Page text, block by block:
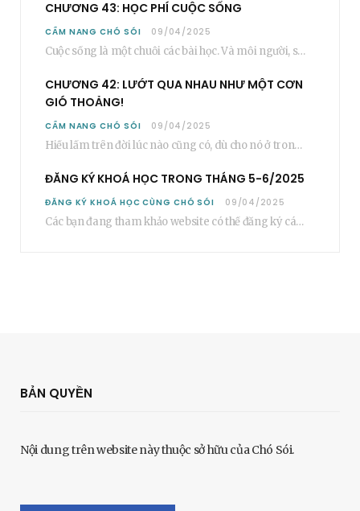
CHƯƠNG 43: HỌC PHÍ CUỘC SỐNG
CẨM NANG CHÓ SÓI 09/04/2025
Cuộc sống là một chuỗi các bài học. Và mỗi người, sẽ phải học rất…
CHƯƠNG 42: LƯỚT QUA NHAU NHƯ MỘT CƠN
GIÓ THOẢNG!
CẨM NANG CHÓ SÓI 09/04/2025
Hiểu lầm trên đời lúc nào cũng có, dù cho nó ở trong một mối…
ĐĂNG KÝ KHOÁ HỌC TRONG THÁNG 5-6/2025
ĐĂNG KÝ KHOÁ HỌC CÙNG CHÓ SÓI 09/04/2025
Các bạn đang tham khảo website có thể đăng ký các khoá học cơ bản…
BẢN QUYỀN
Nội dung trên website này thuộc sở hữu của Chó Sói.